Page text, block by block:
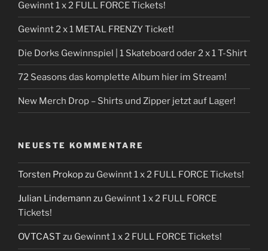
Gewinnt 1 x 2 FULL FORCE Tickets!
Gewinnt 2 x 1 METAL FRENZY Ticket!
Die Dorks Gewinnspiel | 1 Skateboard oder 2 x 1 T-Shirt
72 Seasons das komplette Album hier im Stream!
New Merch Drop – Shirts und Zipper jetzt auf Lager!
NEUESTE KOMMENTARE
Torsten Prokopzu Gewinnt 1 x 2 FULL FORCE Tickets!
Julian Lindemann zu Gewinnt 1 x 2 FULL FORCE
Tickets!
OVTCAST zu Gewinnt 1 x 2 FULL FORCE Tickets!